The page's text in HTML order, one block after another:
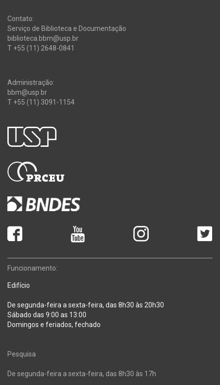
Contato:
Serviço de Biblioteca e Documentação
biblioteca.bbm@usp.br
T +55 (11) 2648-0841
Administração:
bbm@usp.br
T +55 (11) 3091-1154
Funcionamento:
Edifício
De segunda-feira a sexta-feira, das 8h30 às 20h30
Sábado das 9:00 as 13:00
Domingos e feriados, fechado
Pesquisa
De segunda-feira a sexta-feira, das 8h30 às 17h